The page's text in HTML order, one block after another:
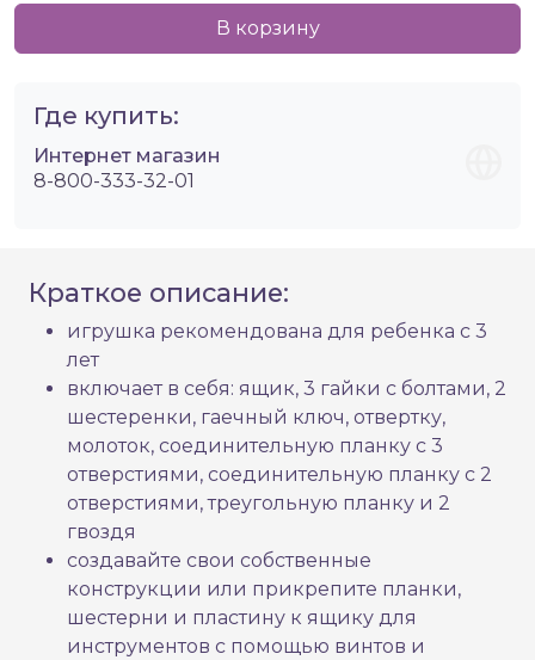
В корзину
Где купить:
Интернет магазин
8-800-333-32-01
Краткое описание:
игрушка рекомендована для ребенка с 3
лет
включает в себя: ящик, 3 гайки с болтами, 2
шестеренки, гаечный ключ, отвертку,
молоток, соединительную планку с 3
отверстиями, соединительную планку с 2
отверстиями, треугольную планку и 2
гвоздя
создавайте свои собственные
конструкции или прикрепите планки,
шестерни и пластину к ящику для
инструментов с помощью винтов и